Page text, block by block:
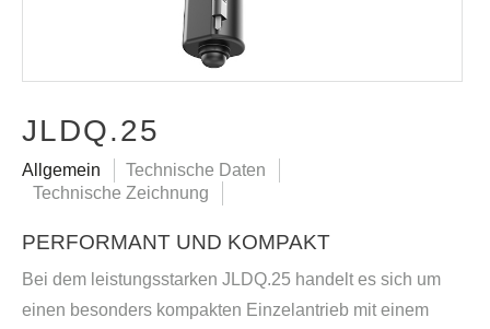
JLDQ.25
Allgemein
Technische Daten
Technische Zeichnung
PERFORMANT UND KOMPAKT
Bei dem leistungsstarken JLDQ.25 handelt es sich um
einen besonders kompakten Einzelantrieb mit einem